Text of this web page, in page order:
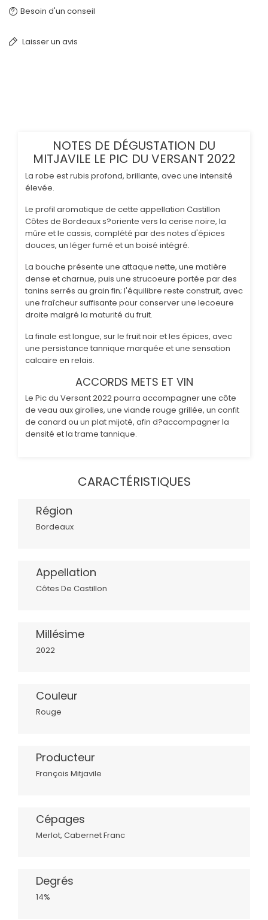
Besoin d'un conseil
Laisser un avis
NOTES DE DÉGUSTATION DU
MITJAVILE LE PIC DU VERSANT 2022
La robe est rubis profond, brillante, avec une intensité
élevée.
Le profil aromatique de cette appellation Castillon
Côtes de Bordeaux s?oriente vers la cerise noire, la
mûre et le cassis, complété par des notes d'épices
douces, un léger fumé et un boisé intégré.
La bouche présente une attaque nette, une matière
dense et charnue, puis une strucoeure portée par des
tanins serrés au grain fin; l'équilibre reste construit, avec
une fraîcheur suffisante pour conserver une lecoeure
droite malgré la maturité du fruit.
La finale est longue, sur le fruit noir et les épices, avec
une persistance tannique marquée et une sensation
calcaire en relais.
ACCORDS METS ET VIN
Le Pic du Versant 2022 pourra accompagner une côte
de veau aux girolles, une viande rouge grillée, un confit
de canard ou un plat mijoté, afin d?accompagner la
densité et la trame tannique.
CARACTÉRISTIQUES
Région
Bordeaux
Appellation
Côtes De Castillon
Millésime
2022
Couleur
Rouge
Producteur
François Mitjavile
Cépages
Merlot, Cabernet Franc
Degrés
14%